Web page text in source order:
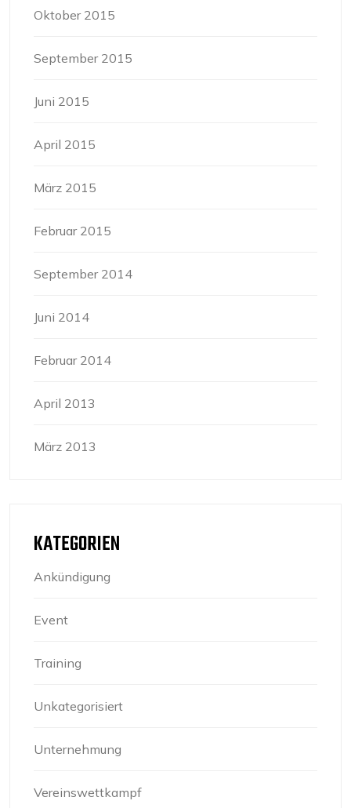
Oktober 2015
September 2015
Juni 2015
April 2015
März 2015
Februar 2015
September 2014
Juni 2014
Februar 2014
April 2013
März 2013
KATEGORIEN
Ankündigung
Event
Training
Unkategorisiert
Unternehmung
Vereinswettkampf